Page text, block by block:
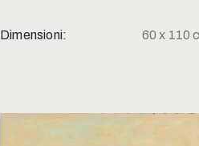
Dimensioni: 60 x 110